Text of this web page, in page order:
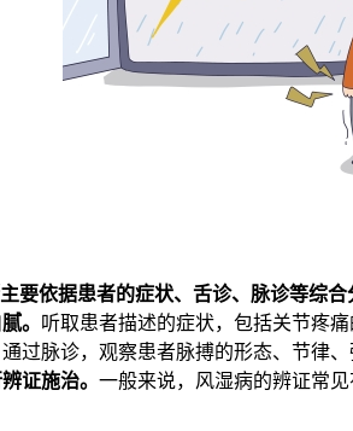
要依据患者的症状、舌诊、脉诊等综合
。 听取患者描述的症状，包括关节疼
过脉诊，观察患者脉搏的形态、节律
证施治。 一般来说，风湿病的辨证常见